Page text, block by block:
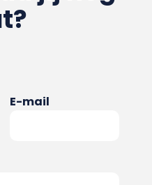
E-mail